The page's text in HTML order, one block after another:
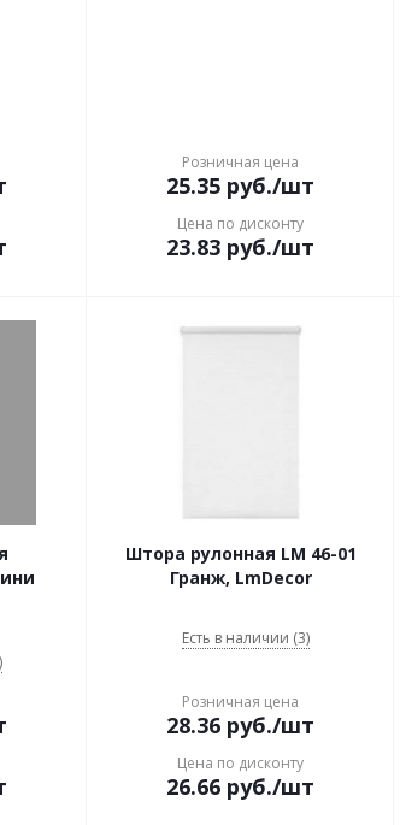
Розничная цена
25.35 руб./шт
Цена по дисконту
23.83 руб./шт
Штора рулонная LM 46-01
Гранж, LmDecor
Есть в наличии (3)
Розничная цена
28.36 руб./шт
Цена по дисконту
26.66 руб./шт